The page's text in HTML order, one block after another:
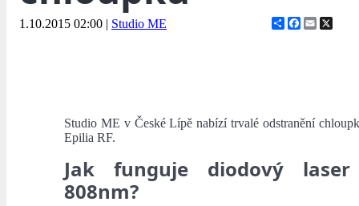
1.10.2015 02:00 | Studio ME ShareFacebook
Email
Studio ME v České Lípě nabízí trvalé odstranění
Epilia RF.
Jak funguje diodový
808nm?